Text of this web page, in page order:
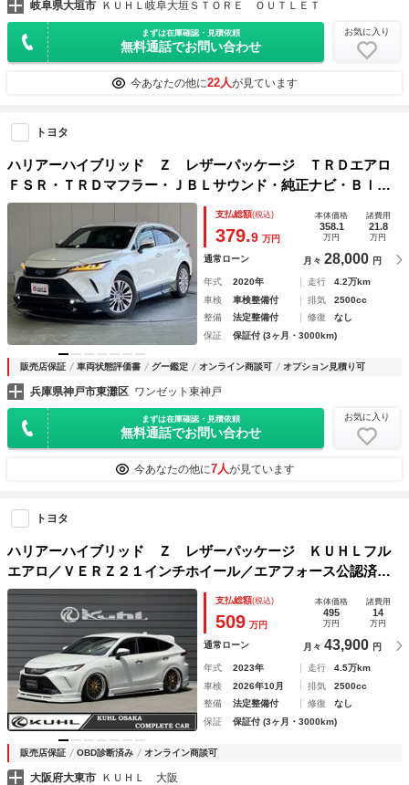
岐阜県大垣市 ＫＵＨＬ岐阜大垣ＳＴＯＲＥ ＯＵＴＬＥＴ
まずは在庫確認・見積依頼
無料通話でお問い合わせ
お気に入り
今あなたの他に22人が見ています
トヨタ
ハリアーハイブリッド Ｚ レザーパッケージ ＴＲＤエアロ
ＦＳＲ・ＴＲＤマフラー・ＪＢＬサウンド・純正ナビ・Ｂｌｕ
ｅｔｏｏｔｈオーディオ・フルセグ・パノラミックビューモニ
ター・黒本革シート・エアーシート・シートヒーターヘットア
ップディスプレイ・
支払総額(税込)
379.9 万円
本体価格
358.1
万円
諸費用
21.8
万円
通常ローン 月々 28,000 円
年式 2020年 走行
4.2万km
車検
車検整備付 排気
2500cc
整備
法定整備付 修復
なし
保証
保証付 (3ヶ月・3000km)
販売店保証 車両状態評価書 グー鑑定 オンライン商談可 オプション見積り可
兵庫県神戸市東灘区 ワンゼット東神戸
まずは在庫確認・見積依頼
無料通話でお問い合わせ
お気に入り
今あなたの他に7人が見ています
トヨタ
ハリアーハイブリッド Ｚ レザーパッケージ ＫＵＨＬフル
エアロ／ＶＥＲＺ２１インチホイール／エアフォース公認済み
エアーサスペンション／ＪＢＬ／アラウンドビューモニター／
デジタルインナーミラー／シートヒーター／シートベンチレー
ション
支払総額(税込)
509 万円
本体価格
495
万円
諸費用
14
万円
通常ローン 月々 43,900 円
年式 2023年 走行
4.5万km
車検
2026年10月 排気
2500cc
整備
法定整備付 修復
なし
保証
保証付 (3ヶ月・3000km)
販売店保証 OBD診断済み オンライン商談可
大阪府大東市 ＫＵＨＬ 大阪